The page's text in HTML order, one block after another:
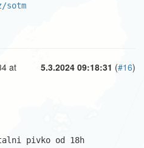
5.3.2024 09:18:31 (#16)
at
pivko od 18h